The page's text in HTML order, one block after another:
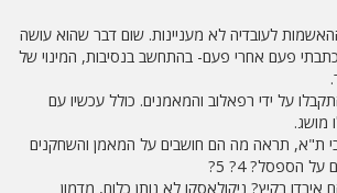
לעובדיה לא מעניינות. שום דבר שהוא עושה
פעם אחרי פעם- בהתחשב בנסיבות, המינוי של
על ידי רפאלוב והמאמנים. כולל עכשיו עם
מושג.
ת"א, תראה מה הם חושבים על המאמן והשחקנים
הספסל? 4? 5?
בקיץ? ניקולאסקו לא נותן כלום, מדמון